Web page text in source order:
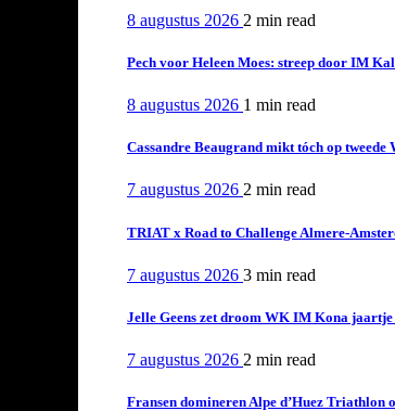
8 augustus 2026 2 min read
Pech voor Heleen Moes: streep door IM
8 augustus 2026 1 min read
Cassandre Beaugrand mikt tóch op tweede
7 augustus 2026 2 min read
TRIAT x Road to Challenge Almere-
7 augustus 2026 3 min read
Jelle Geens zet droom WK IM Kona jaartje
7 augustus 2026 2 min read
Fransen domineren Alpe d’Huez Triathlon